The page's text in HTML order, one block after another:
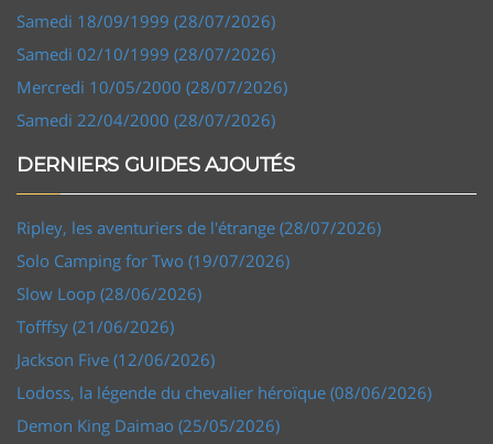
Samedi 18/09/1999 (28/07/2026)
Samedi 02/10/1999 (28/07/2026)
Mercredi 10/05/2000 (28/07/2026)
Samedi 22/04/2000 (28/07/2026)
DERNIERS GUIDES AJOUTÉS
Ripley, les aventuriers de l'étrange (28/07/2026)
Solo Camping for Two (19/07/2026)
Slow Loop (28/06/2026)
Tofffsy (21/06/2026)
Jackson Five (12/06/2026)
Lodoss, la légende du chevalier héroïque (08/06/2026)
Demon King Daimao (25/05/2026)